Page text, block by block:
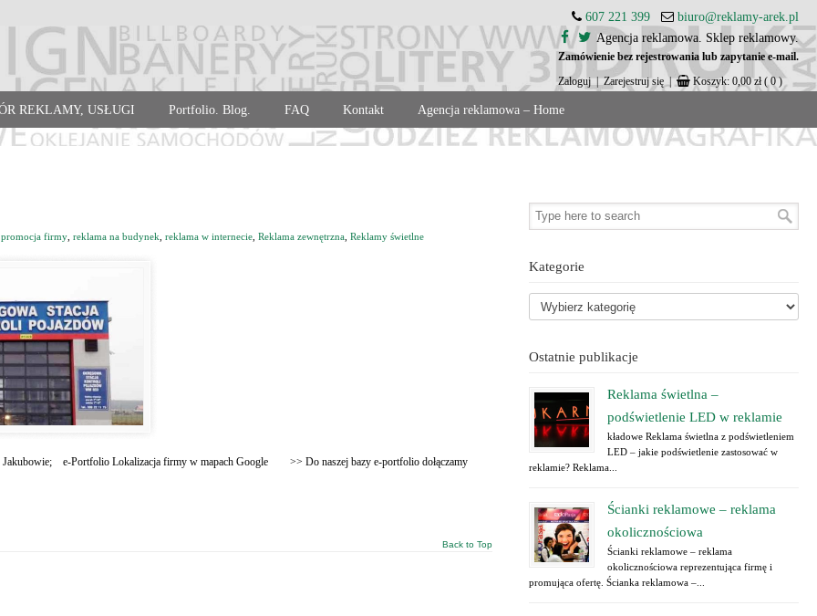
607 221 399
biuro@reklamy-arek.pl
Agencja reklamowa. Sklep reklamowy.
Zamówienie bez rejestrowania lub zapytanie e-mail.
Zaloguj | Zarejestruj się | Koszyk: 0,00zł ( 0 )
REKLAMY, USŁUGI Portfolio. Blog. FAQ Kontakt Agencja reklamowa – Home
promocja firmy reklama na budynek reklama w internecie Reklama zewnętrzna Reklamy świetlne
Jakubowie; e-Portfolio Lokalizacja firmy w mapach Google >> Do naszej bazy e-portfolio dołączamy
Back to Top
Kategorie
Ostatnie publikacje
Reklama świetlna –
podświetlenie LED w reklamie
kładowe Reklama świetlna z podświetleniem
LED – jakie podświetlenie zastosować w
reklamie? Reklama...
Ścianki reklamowe – reklama
okolicznościowa
Ścianki reklamowe – reklama
okolicznościowa reprezentująca firmę i
promująca ofertę. Ścianka reklamowa –...